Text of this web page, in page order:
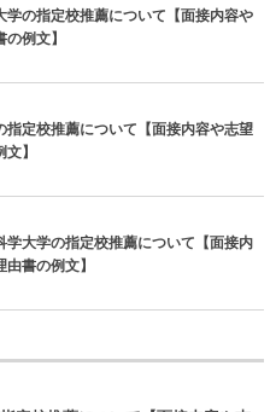
学の指定校推薦について【面接内容や
例文】
指定校推薦について【面接内容や志望
】
学大学の指定校推薦について【面接内
書の例文】